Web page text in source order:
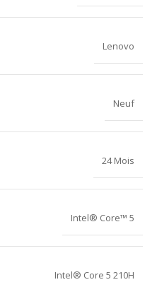
Lenovo
Neuf
24 Mois
Intel® Core™ 5
Intel® Core 5 210H